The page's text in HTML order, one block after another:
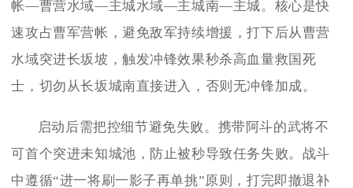
帐—曹营水域—主城水域—主城南—主城。核心是快
速攻占曹军营帐，避免敌军持续增援，打下后从曹营
水域突进长坂坡，触发冲锋效果秒杀高血量救国死
士，切勿从长坂城南直接进入，否则无冲锋加成。
启动后需把控细节避免失败。携带阿斗的武将不
可首个突进未知城池，防止被秒导致任务失败。战斗
中遵循“进一将刷一影子再单挑”原则，打完即撤退补